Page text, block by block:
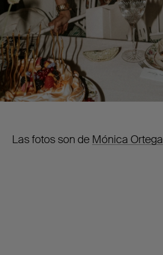
Las fotos son de Mónica Ortega